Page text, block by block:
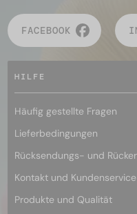
FACEBOOK
HILFE
Häufig gestellte Fragen
Lieferbedingungen
Rücksendungs- und
Kontakt und Kundenservice
Produkte und Qualität